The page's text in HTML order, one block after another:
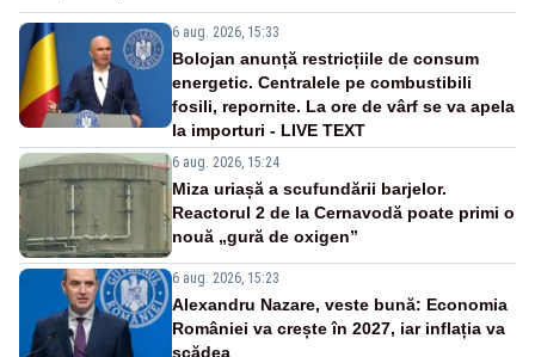
6 aug. 2026, 15:33
Bolojan anunță restricțiile de consum
energetic. Centralele pe combustibili
fosili, repornite. La ore de vârf se va apela
la importuri - LIVE TEXT
6 aug. 2026, 15:24
Miza uriașă a scufundării barjelor.
Reactorul 2 de la Cernavodă poate primi o
nouă „gură de oxigen”
6 aug. 2026, 15:23
Alexandru Nazare, veste bună: Economia
României va crește în 2027, iar inflația va
scădea